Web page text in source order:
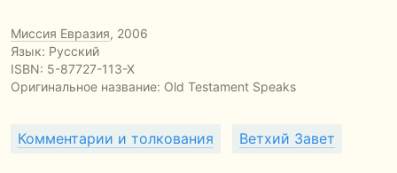
Миссия Евразия, 2006
Язык: Русский
ISBN: 5-87727-113-X
Оригинальное название: Old Testament Speaks
Комментарии и толкования Ветхий Завет